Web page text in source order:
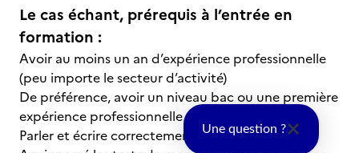
Le cas échant, prérequis à l’entrée en
formation :
Avoir au moins un an d’expérience professionnelle
(peu importe le secteur d’activité)
De préférence, avoir un niveau bac ou une première
expérience professionnelle dans le bâtiment
Parler et écrire correctement le français
Une question ?